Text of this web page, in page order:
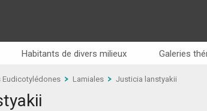
Habitants de divers milieux Galeries
Lamiales Justicia lanstyakii